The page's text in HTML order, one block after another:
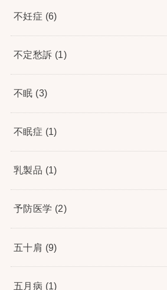
不妊症 (6)
不定愁訴 (1)
不眠 (3)
不眠症 (1)
乳製品 (1)
予防医学 (2)
五十肩 (9)
五月病 (1)